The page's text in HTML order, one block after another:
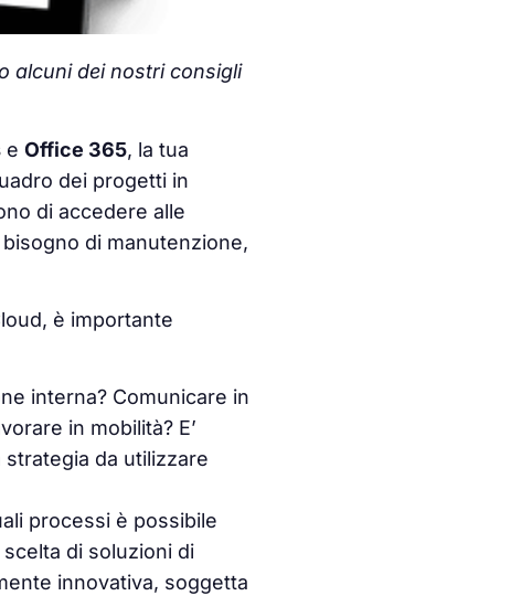
alcuni dei nostri consigli
e Office 365, la tua
dei progetti in
di accedere alle
di manutenzione,
è importante
interna? Comunicare in
in mobilità? E’
da utilizzare
processi è possibile
di soluzioni di
innovativa, soggetta